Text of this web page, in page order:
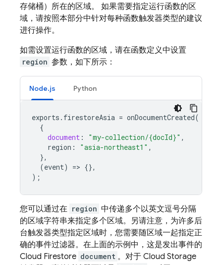
存储桶）所在的区域。 如果需要指定运行函数的区
域，请按照本部分中针对每种函数触发器类型的建议
进行操作。
如需设置运行函数的区域，请在函数定义中设置
region 参数，如下所示：
Node.js Python
exports . firestoreAsia = onDocumentCreated(
{
document : "my-collection/{docId}" ,
region : "asia-northeast1" ,
},
(event) => {},
);
您可以通过在 region 中传递多个以英文逗号分隔
的区域字符串来指定多个区域。另请注意，为许多后
台触发器类型指定区域时，您需要随区域一起指定正
确的事件过滤器。在上面的示例中，这是发出事件的
Cloud Firestore document 。对于 Cloud Storage